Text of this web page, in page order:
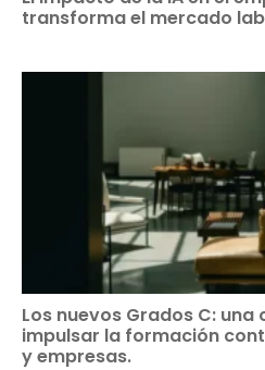
transforma el mercado
Los nuevos Grados C:
impulsar la formación
y empresas.